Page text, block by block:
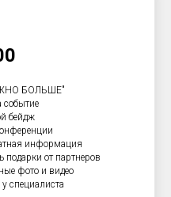
БОЛЬШЕ"
событие
бейдж
информация
подарки от партнеров
фото и видео
специалиста